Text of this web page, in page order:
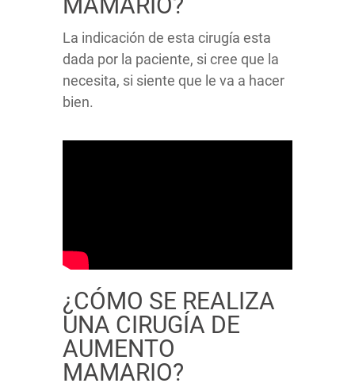
La indicación de esta cirugía esta
dada por la paciente, si cree que la
necesita, si siente que le va a hacer
bien.
¿CÓMO SE REALIZA
UNA CIRUGÍA DE
AUMENTO
MAMARIO?